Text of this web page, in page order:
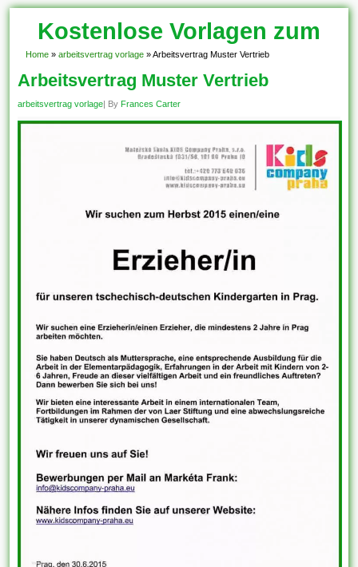
Kostenlose Vorlagen zum
Download!
Home » arbeitsvertrag vorlage » Arbeitsvertrag Muster Vertrieb
Arbeitsvertrag Muster Vertrieb
arbeitsvertrag vorlage| By Frances Carter